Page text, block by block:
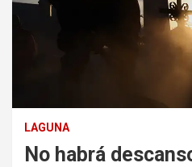
LAGUNA
No habrá